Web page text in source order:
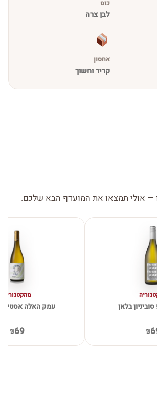
כוס
לבן צרה
אחסון
קריר וחשוך
— אולי תמצאו את המועדף הבא שלכם.
בלאן
מהקטגוריה
עמק האלה אסטייט
₪69